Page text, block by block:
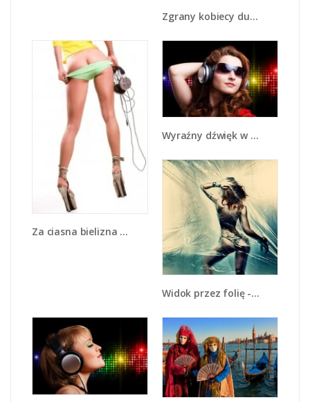
Zgrany kobiecy duet - L112
Za ciasna bielizna - L094
Wyraźny dźwięk w słuchawkach - L014
Widok przez folię - L089